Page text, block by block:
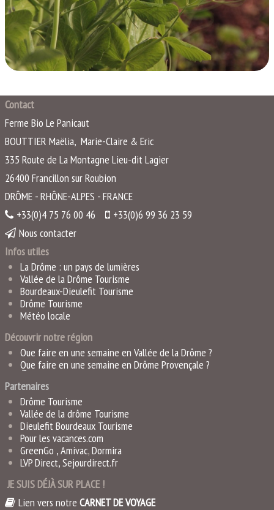
Contact
Ferme Bio Le Panicaut
BOUTTIER Maëlia, Marie-Claire & Eric
335 Route de La Montagne Lieu-dit Lagier
26400 Francillon sur Roubion
DRÔME - RHÔNE-ALPES - FRANCE
+33(0)4 75 76 00 46
+33(0)6 99 36 23 59
Nous contacter
Infos utiles
La Drôme : un pays de lumières
Vallée de la Drôme Tourisme
Bourdeaux-Dieulefit Tourisme
Drôme Tourisme
Météo locale
Découvrir notre région
Que faire en une semaine en Vallée de la Drôme ?
Que faire en une semaine en Drôme Provençale ?
Partenaires
Drôme Tourisme
Vallée de la drôme Tourisme
Dieulefit Bourdeaux Tourisme
Pour les vacances.com
GreenGo ,Amivac,Dormira
LVP Direct,Sejourdirect.fr
JE SUIS DÉJÀ SUR PLACE !
Lien vers notre CARNET DE VOYAGE